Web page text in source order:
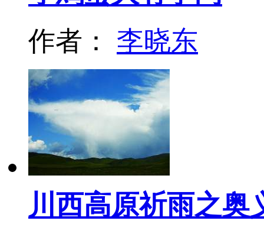
作者： 李晓东
川西高原祈雨之奥